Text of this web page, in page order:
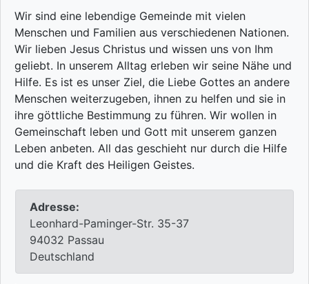
Wir sind eine lebendige Gemeinde mit vielen
Menschen und Familien aus verschiedenen Nationen.
Wir lieben Jesus Christus und wissen uns von Ihm
geliebt. In unserem Alltag erleben wir seine Nähe und
Hilfe. Es ist es unser Ziel, die Liebe Gottes an andere
Menschen weiterzugeben, ihnen zu helfen und sie in
ihre göttliche Bestimmung zu führen. Wir wollen in
Gemeinschaft leben und Gott mit unserem ganzen
Leben anbeten. All das geschieht nur durch die Hilfe
und die Kraft des Heiligen Geistes.
Adresse:
Leonhard-Paminger-Str. 35-37
94032 Passau
Deutschland